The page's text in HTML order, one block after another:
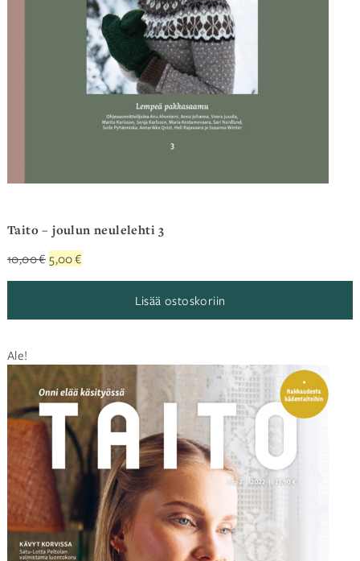
Taito – joulun neulelehti 3
10,00€ Alkuperäinen
5,00€Nykyinen
Lisää ostoskoriin
Ale!